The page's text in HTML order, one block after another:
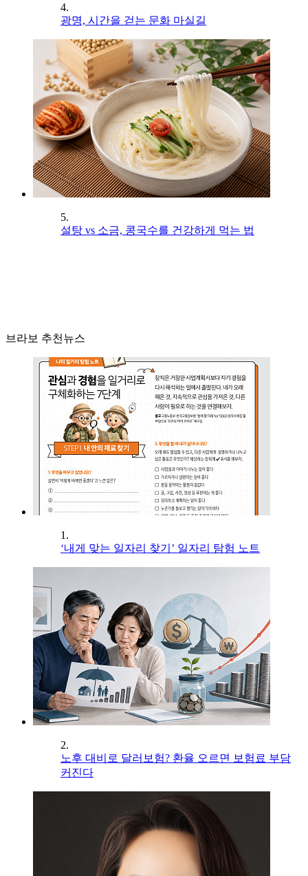
4.
광명, 시간을 걷는 문화 마실길
5.
설탕 vs 소금, 콩국수를 건강하게 먹는 법
브라보 추천뉴스
1.
‘내게 맞는 일자리 찾기’ 일자리 탐험 노트
2.
노후 대비로 달러보험? 환율 오르면 보험료 부담
커진다